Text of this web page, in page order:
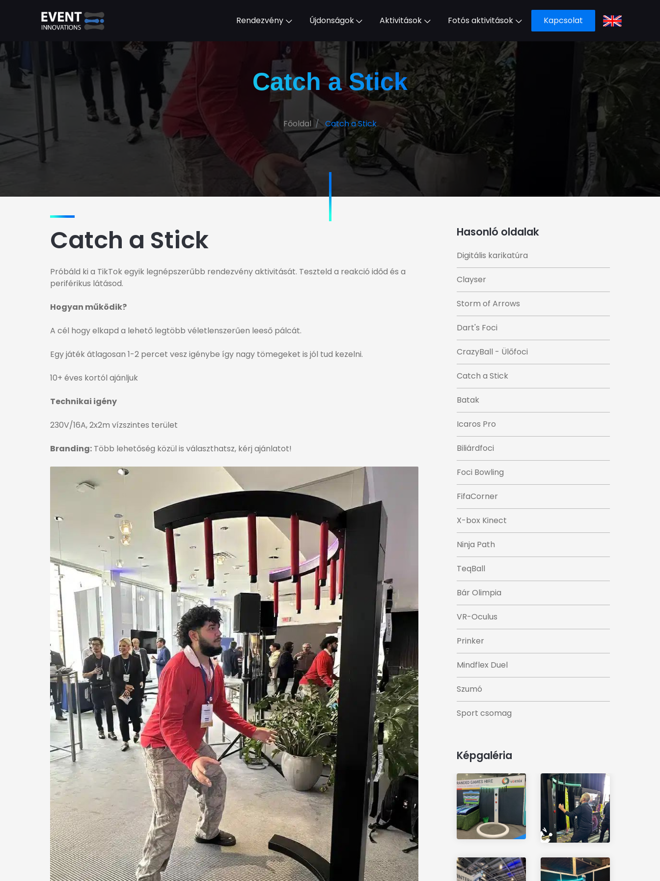
Rendezvény Újdonságok Aktivitások Fotós aktivitások Kapcsolat
Catch a Stick
Főoldal Catch a Stick
Catch a Stick
Próbáld ki a TikTok egyik legnépszerűbb rendezvény aktivitását. Teszteld a reakció időd és a
periférikus látásod.
Hogyan működik?
A cél hogy elkapd a lehető legtöbb véletlenszerűen leeső pálcát.
Egy játék átlagosan 1-2 percet vesz igénybe így nagy tömegeket is jól tud kezelni.
10+ éves kortól ajánljuk
Technikai igény
230V/16A, 2x2m vízszintes terület
Branding: Több lehetőség közül is választhatsz, kérj ajánlatot!
Hasonló oldalak
Digitális karikatúra
Clayser
Storm of Arrows
Dart's Foci
CrazyBall - Ülőfoci
Catch a Stick
Batak
Icaros Pro
Biliárdfoci
Foci Bowling
FifaCorner
X-box Kinect
Ninja Path
TeqBall
Bár Olimpia
VR-Oculus
Prinker
Mindflex Duel
Szumó
Sport csomag
Képgaléria